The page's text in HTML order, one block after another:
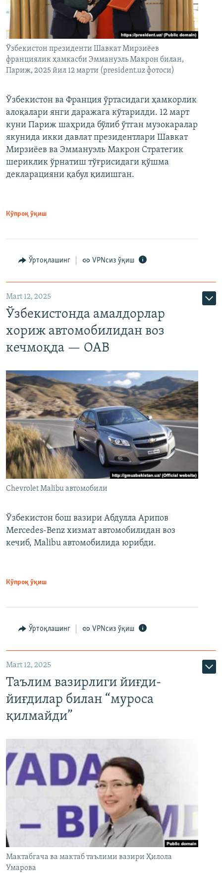
Ўзбекистон президенти Шавкат Мирзиёев
франциялик ҳамкасби Эммануэль Макрон билан,
Париж, 2025 йил 12 марти (president.uz фотоси)
Ўзбекистон ва Франция ўртасидаги ҳамкорлик
алоқалари янги даражага кўтарилди. 12 март
куни Париж шаҳрида бўлиб ўтган музокаралар
якунида икки давлат президентлари Шавкат
Мирзиёев ва Эммануэль Макрон Стратегик
шериклик ўрнатиш тўғрисидаги қўшма
декларацияни қабул қилишган.
Кўпроқ ўқиш
Ўртоқлашинг VPNсиз ўқиш
Mart 12, 2025
Ўзбекистонда амалдорлар
хориж автомобилидан воз
кечмоқда — ОАВ
Chevrolet Malibu автомобили
Ўзбекистон бош вазири Абдулла Арипов
Mercedes-Benz хизмат автомобилидан воз
кечиб, Malibu автомобилида юрибди.
Кўпроқ ўқиш
Ўртоқлашинг VPNсиз ўқиш
Mart 12, 2025
Таълим вазирлиги йиғди-
йиғдилар билан “муроса
қилмайди”
Мактабгача ва мактаб таълими вазири Ҳилола
Умарова